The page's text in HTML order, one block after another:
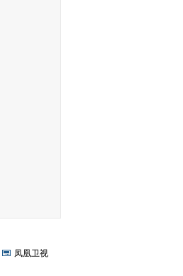
凤凰卫视